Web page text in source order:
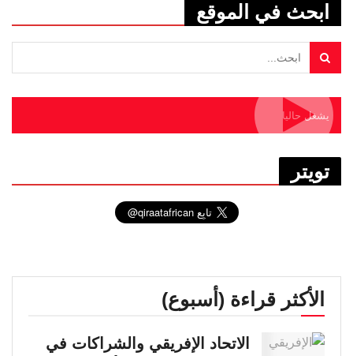
ابحث في الموقع
يشغل حاليا
تويتر
الأكثر قراءة (أسبوع)
الاتحاد الإفريقي والشراكات في